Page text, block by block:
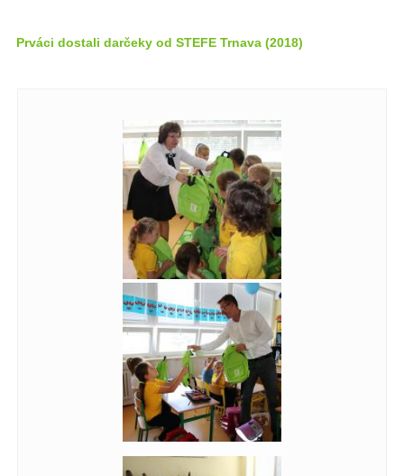
Prváci dostali darčeky od STEFE Trnava (2018)